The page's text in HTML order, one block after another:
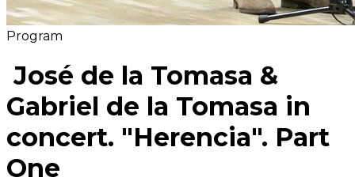
Program
José de la Tomasa &
Gabriel de la Tomasa in
concert. "Herencia". Part
One